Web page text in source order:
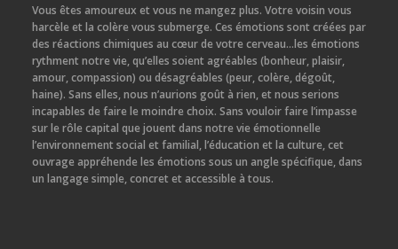
Vous êtes amoureux et vous ne mangez plus. Votre voisin vous
harcèle et la colère vous submerge. Ces émotions sont créées par
des réactions chimiques au cœur de votre cerveau…les émotions
rythment notre vie, qu’elles soient agréables (bonheur, plaisir,
amour, compassion) ou désagréables (peur, colère, dégoût,
haine). Sans elles, nous n’aurions goût à rien, et nous serions
incapables de faire le moindre choix. Sans vouloir faire l’impasse
sur le rôle capital que jouent dans notre vie émotionnelle
l’environnement social et familial, l’éducation et la culture, cet
ouvrage appréhende les émotions sous un angle spécifique, dans
un langage simple, concret et accessible à tous.